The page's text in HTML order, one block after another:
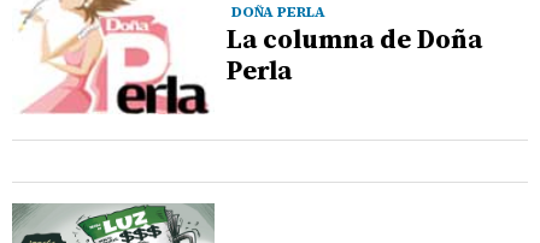
DOÑA PERLA
La columna de Doña
Perla